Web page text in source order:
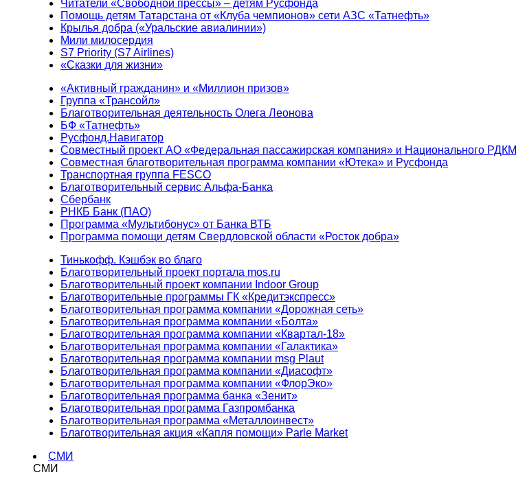
Читатели «Свободной прессы» – детям Русфонда
Помощь детям Татарстана от «Клуба чемпионов» сети АЗС «Татнефть»
Крылья добра («Уральские авиалинии»)
Мили милосердия
S7 Priority (S7 Airlines)
«Сказки для жизни»
«Активный гражданин» и «Миллион призов»
Группа «Трансойл»
Благотворительная деятельность Олега Леонова
БФ «Татнефть»
Русфонд.Навигатор
Совместный проект АО «Федеральная пассажирская компания» и Национального РДКМ
Совместная благотворительная программа компании «Ютека» и Русфонда
Транспортная группа FESCO
Благотворительный сервис Альфа-Банка
Сбербанк
РНКБ Банк (ПАО)
Программа «Мультибонус» от Банка ВТБ
Программа помощи детям Свердловской области «Росток добра»
Тинькофф. Кэшбэк во благо
Благотворительный проект портала mos.ru
Благотворительный проект компании Indoor Group
Благотворительные программы ГК «Кредитэкспресс»
Благотворительная программа компании «Дорожная сеть»
Благотворительная программа компании «Болта»
Благотворительная программа компании «Квартал-18»
Благотворительная программа компании «Галактика»
Благотворительная программа компании msg Plaut
Благотворительная программа компании «Диасофт»
Благотворительная программа компании «ФлорЭко»
Благотворительная программа банка «Зенит»
Благотворительная программа Газпромбанка
Благотворительная программа «Металлоинвест»
Благотворительная акция «Капля помощи» Parle Market
СМИ
СМИ